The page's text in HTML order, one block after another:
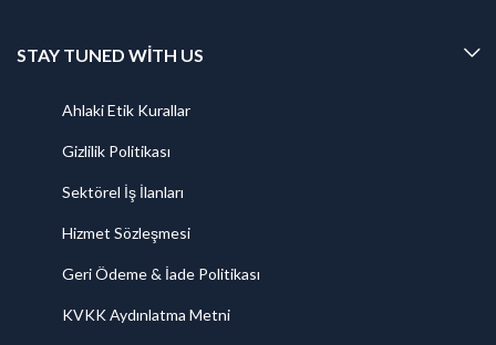
STAY TUNED WITH US
Ahlaki Etik Kurallar
Gizlilik Politikası
Sektörel İş İlanları
Hizmet Sözleşmesi
Geri Ödeme & İade Politikası
KVKK Aydınlatma Metni